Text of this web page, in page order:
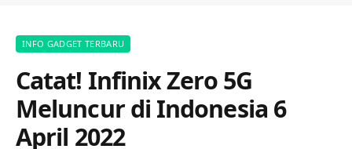
INFO GADGET TERBARU
Catat! Infinix Zero 5G
Meluncur di Indonesia 6
April 2022